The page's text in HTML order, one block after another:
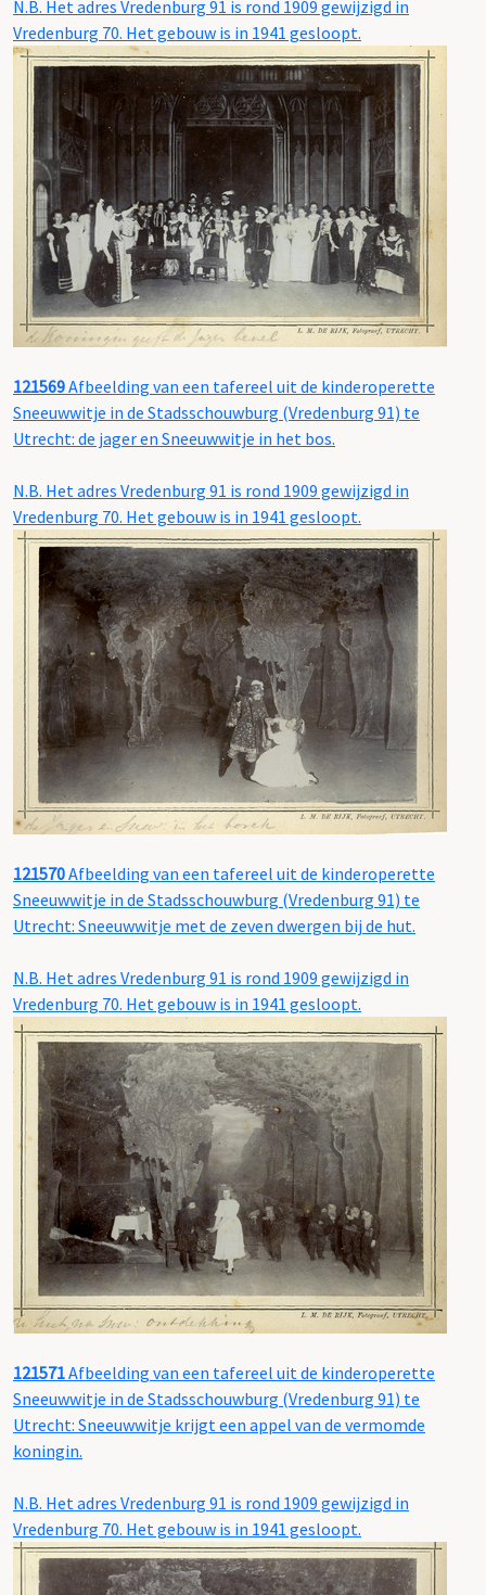
N.B. Het adres Vredenburg 91 is rond 1909 gewijzigd in
Vredenburg 70. Het gebouw is in 1941 gesloopt.
121569Afbeelding van een tafereel uit de kinderoperette
Sneeuwwitje in de Stadsschouwburg (Vredenburg 91) te
Utrecht: de jager en Sneeuwwitje in het bos.
N.B. Het adres Vredenburg 91 is rond 1909 gewijzigd in
Vredenburg 70. Het gebouw is in 1941 gesloopt.
121570Afbeelding van een tafereel uit de kinderoperette
Sneeuwwitje in de Stadsschouwburg (Vredenburg 91) te
Utrecht: Sneeuwwitje met de zeven dwergen bij de hut.
N.B. Het adres Vredenburg 91 is rond 1909 gewijzigd in
Vredenburg 70. Het gebouw is in 1941 gesloopt.
121571Afbeelding van een tafereel uit de kinderoperette
Sneeuwwitje in de Stadsschouwburg (Vredenburg 91) te
Utrecht: Sneeuwwitje krijgt een appel van de vermomde
koningin.
N.B. Het adres Vredenburg 91 is rond 1909 gewijzigd in
Vredenburg 70. Het gebouw is in 1941 gesloopt.